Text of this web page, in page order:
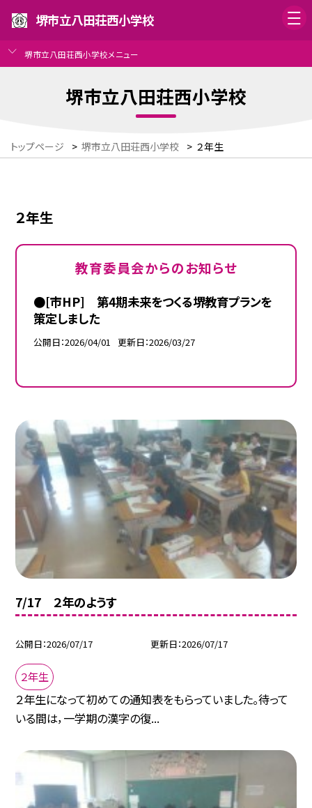
堺市立八田荘西小学校
堺市立八田荘西小学校メニュー
堺市立八田荘西小学校
トップページ > 堺市立八田荘西小学校 > ２年生
２年生
教育委員会からのお知らせ
●[市HP] 第4期未来をつくる堺教育プランを
策定しました
公開日 2026/04/01 更新日 2026/03/27
7/17 ２年のようす
公開日 2026/07/17 更新日 2026/07/17
２年生
２年生になって初めての通知表をもらっていました。待って
いる間は，一学期の漢字の復...